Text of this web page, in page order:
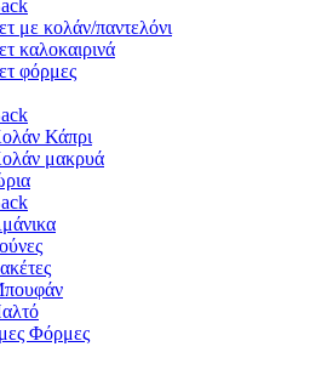
με κολάν/παντελόνι
καλοκαιρινά
φόρμες
Κάπρι
μακρυά
Φόρμες